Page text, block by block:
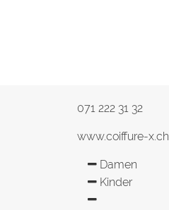
071 222 31 32
www.coiffure-x.ch
Damen
Kinder